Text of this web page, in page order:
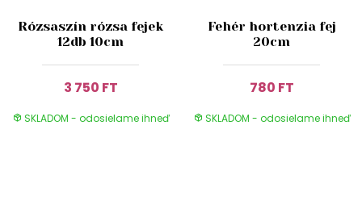
Rózsaszín rózsa fejek
12db 10cm
3 750 FT
SKLADOM - odosielame ihneď
Fehér hortenzia fej
20cm
780 FT
SKLADOM - odosielame ihneď